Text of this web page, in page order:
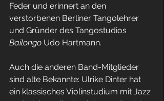
Feder und erinnert an den
verstorbenen Berliner Tangolehrer
und Gründer des Tangostudios
Bailongo Udo Hartmann.
Auch die anderen Band-Mitglieder
sind alte Bekannte: Ulrike Dinter hat
ein klassisches Violinstudium mit Jazz